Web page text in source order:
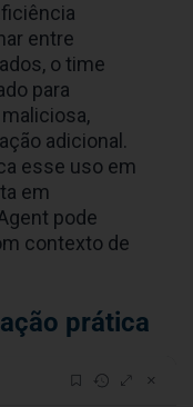
entre
o time
para
adicional.
esse uso em
em
pode
contexto de
prática